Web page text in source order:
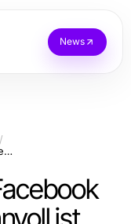
News
Warum deutsche Facebook Follower kaufen sinnvoll ist